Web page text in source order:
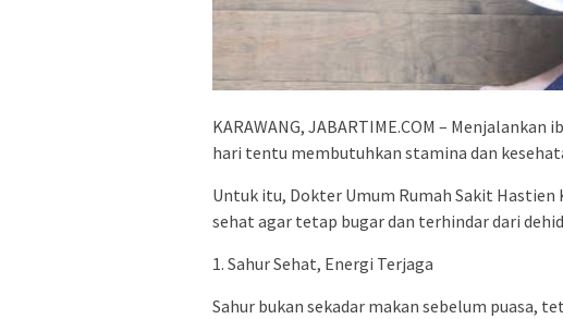
KARAWANG, JABARTIME.COM –
hari tentu membutuhkan stamina dan
Untuk itu, Dokter Umum Rumah Sakit
sehat agar tetap bugar dan terhindar dari
1. Sahur Sehat, Energi Terjaga
Sahur bukan sekadar makan sebelum puasa,